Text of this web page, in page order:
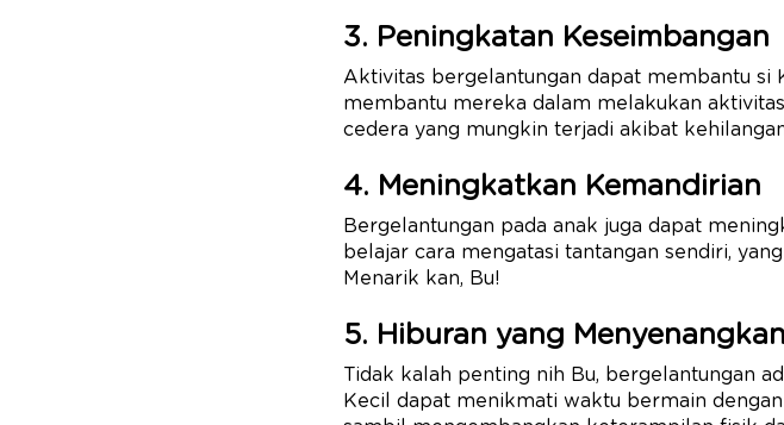
3. Peningkatan Keseimbangan
Aktivitas bergelantungan dapat membantu si
membantu mereka dalam melakukan
cedera yang mungkin terjadi akibat
4. Meningkatkan Kemandirian
Bergelantungan pada anak juga dapat
belajar cara mengatasi tantangan sendiri,
Menarik kan, Bu!
5. Hiburan yang Menyenangkan
Tidak kalah penting nih Bu, bergelantungan
Kecil dapat menikmati waktu bermain